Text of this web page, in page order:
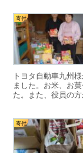
寄付
トヨタ自動車九州
ました。お米、お
た。また、役員の
寄付